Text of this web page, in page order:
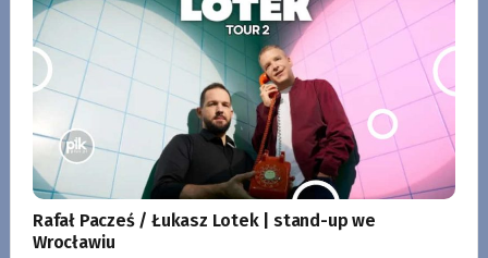
Rafał Pacześ / Łukasz Lotek | stand-up we
Wrocławiu